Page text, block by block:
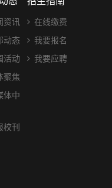
资讯
动态
活动
聚焦
体中
校刊
在线缴费
我要报名
我要应聘